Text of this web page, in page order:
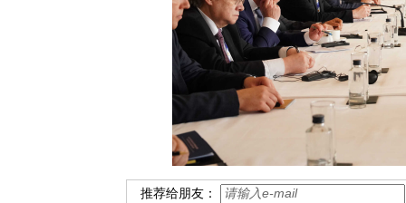
推荐给朋友：